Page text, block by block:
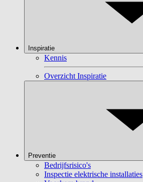
Inspiratie
Kennis
Overzicht Inspiratie
Preventie
Bedrijfsrisico's
Inspectie elektrische installaties